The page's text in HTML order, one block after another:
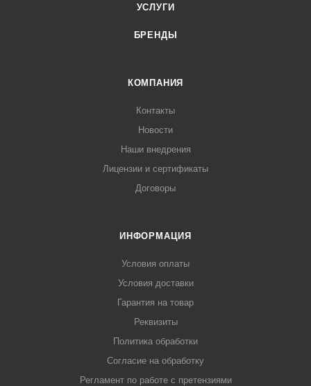
УСЛУГИ
БРЕНДЫ
КОМПАНИЯ
Контакты
Новости
Наши внедрения
Лицензии и сертификаты
Договоры
ИНФОРМАЦИЯ
Условия оплаты
Условия доставки
Гарантия на товар
Реквизиты
Политика обработки
Согласие на обработку
Регламент по работе с претензиями